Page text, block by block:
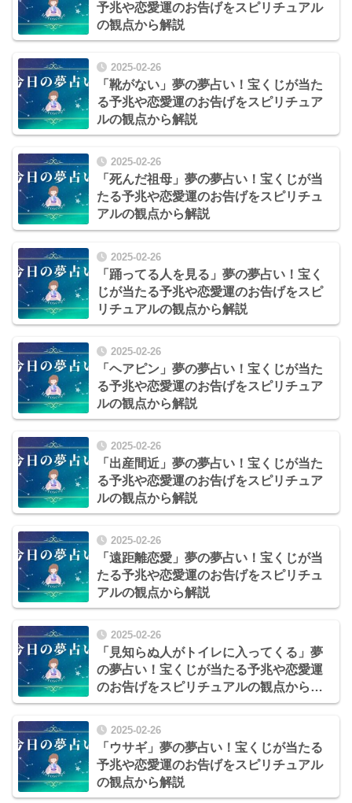
予兆や恋愛運のお告げをスピリチュアル
の観点から解説
2025-02-26
「靴がない」夢の夢占い！宝くじが当た
る予兆や恋愛運のお告げをスピリチュア
ルの観点から解説
2025-02-26
「死んだ祖母」夢の夢占い！宝くじが当
たる予兆や恋愛運のお告げをスピリチュ
アルの観点から解説
2025-02-26
「踊ってる人を見る」夢の夢占い！宝く
じが当たる予兆や恋愛運のお告げをスピ
リチュアルの観点から解説
2025-02-26
「ヘアピン」夢の夢占い！宝くじが当た
る予兆や恋愛運のお告げをスピリチュア
ルの観点から解説
2025-02-26
「出産間近」夢の夢占い！宝くじが当た
る予兆や恋愛運のお告げをスピリチュア
ルの観点から解説
2025-02-26
「遠距離恋愛」夢の夢占い！宝くじが当
たる予兆や恋愛運のお告げをスピリチュ
アルの観点から解説
2025-02-26
「見知らぬ人がトイレに入ってくる」夢
の夢占い！宝くじが当たる予兆や恋愛運
のお告げをスピリチュアルの観点から解
説
2025-02-26
「ウサギ」夢の夢占い！宝くじが当たる
予兆や恋愛運のお告げをスピリチュアル
の観点から解説